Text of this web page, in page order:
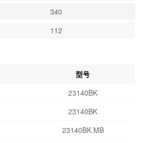
340
112
型号
23140BK
23140BK
23140BK.MB